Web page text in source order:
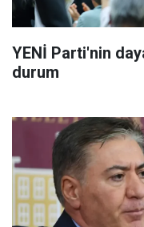
YENİ Parti'nin
durum